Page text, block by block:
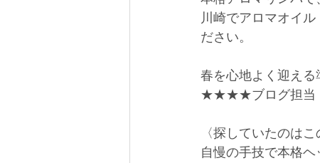
川崎でアロマオイ
ださい。
春を心地よく迎える
★★★★ブログ担
〈探していたのは
自慢の手技で本格